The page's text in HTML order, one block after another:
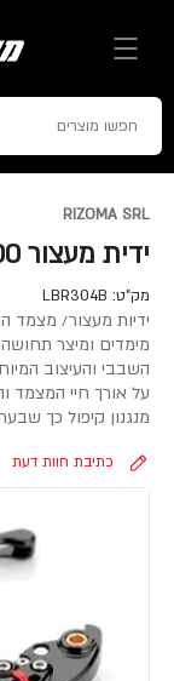
RIZOMA SRL
ידית מעצור Z650/Z900 שחור
מק"ט: LBR304B
מימדים ומיצר
השבבי והעיצוב
על אורך חיי המצמד
מנגנון קיפול כך
כתיבת חוות דעת